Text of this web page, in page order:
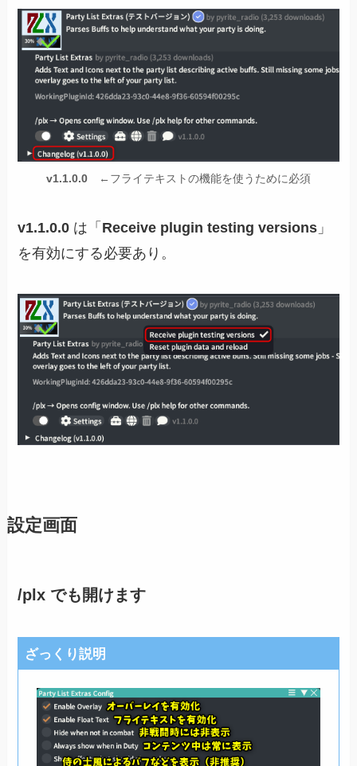
v1.1.0.0 ←フライテキストの機能を使うために必須
v1.1.0.0 は「 Receive plugin testing versions 」
を有効にする必要あり。
設定画面
/plx でも開けます
ざっくり説明